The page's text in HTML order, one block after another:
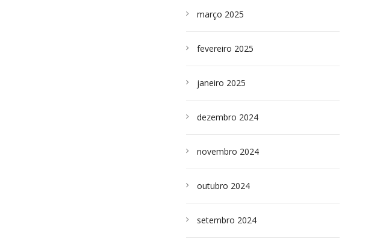
março 2025
fevereiro 2025
janeiro 2025
dezembro 2024
novembro 2024
outubro 2024
setembro 2024